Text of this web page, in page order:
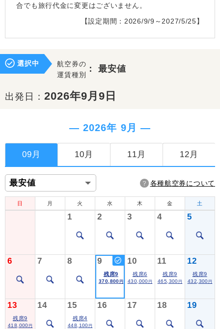
合でも旅行代金に変更はございません。
【設定期間：2026/9/9～2027/5/25】
選択中
航空券の
運賃種別
：最安値
出発日： 2026年9月9日
― 2026年 9月 ―
09月 10月 11月 12月
各種航空券について
日 月 火 水 木 金 土
1 2 3 4 5
6 7 8 9
残席9
370,800 円
10
残席6
430,000 円
11
残席9
465,300 円
12
残席9
432,300 円
13
残席9
418,000 円
14 15
残席4
448,100 円
16 17 18 19